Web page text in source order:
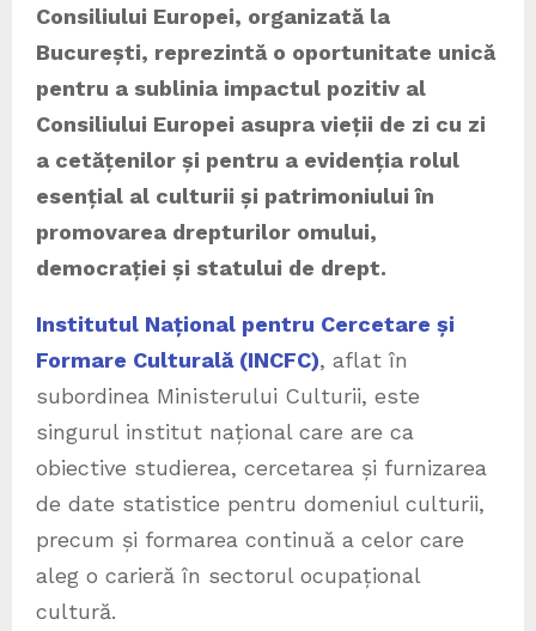
Consiliului Europei, organizată la
București, reprezintă o oportunitate unică
pentru a sublinia impactul pozitiv al
Consiliului Europei asupra vieții de zi cu zi
a cetățenilor și pentru a evidenția rolul
esențial al culturii și patrimoniului în
promovarea drepturilor omului,
democrației și statului de drept.
Institutul Național pentru Cercetare și
Formare Culturală (INCFC), aflat în
subordinea Ministerului Culturii, este
singurul institut național care are ca
obiective studierea, cercetarea și furnizarea
de date statistice pentru domeniul culturii,
precum și formarea continuă a celor care
aleg o carieră în sectorul ocupațional
cultură.